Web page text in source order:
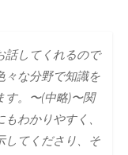
話してくれるので
々な分野で知識を
す。〜(中略)〜関
わかりやすく、
してくださり、そ